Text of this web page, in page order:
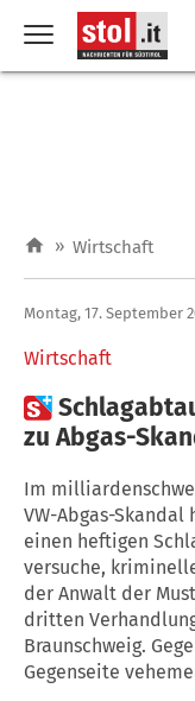
» Wirtschaft
Wirtschaft
Montag, 17. September

zu Abgas-
Im
VW-Abgas-
einen heftigen
versuche,
der Anwalt der
dritten
Braunschweig.
Gegenseite